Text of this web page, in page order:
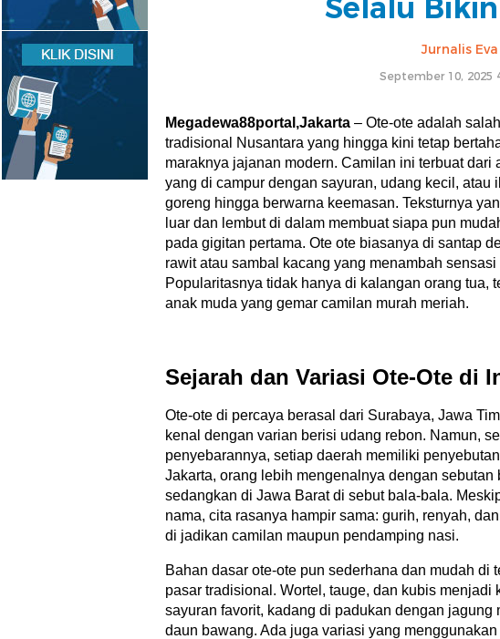
Selalu
Jurnalis Eva
September 10, 2025
Megadewa88portal,Jakarta – Ote-ote adalah
tradisional Nusantara yang hingga kini tetap
maraknya jajanan modern. Camilan ini terbuat dari
yang di campur dengan sayuran, udang kecil, atau
goreng hingga berwarna keemasan. Teksturnya
luar dan lembut di dalam membuat siapa pun
pada gigitan pertama. Ote ote biasanya di santap
rawit atau sambal kacang yang menambah sensasi
Popularitasnya tidak hanya di kalangan orang tua,
anak muda yang gemar camilan murah meriah.
Sejarah dan Variasi Ote-Ote di
Ote-ote di percaya berasal dari Surabaya, Jawa
kenal dengan varian berisi udang rebon. Namun,
penyebarannya, setiap daerah memiliki
Jakarta, orang lebih mengenalnya dengan sebutan
sedangkan di Jawa Barat di sebut bala-bala.
nama, cita rasanya hampir sama: gurih, renyah,
di jadikan camilan maupun pendamping nasi.
Bahan dasar ote-ote pun sederhana dan mudah di
pasar tradisional. Wortel, tauge, dan kubis menjadi
sayuran favorit, kadang di padukan dengan jagung
daun bawang. Ada juga variasi yang menggunakan